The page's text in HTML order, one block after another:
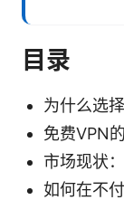
目录
为什么选
免费VPN
市场现状
如何在不